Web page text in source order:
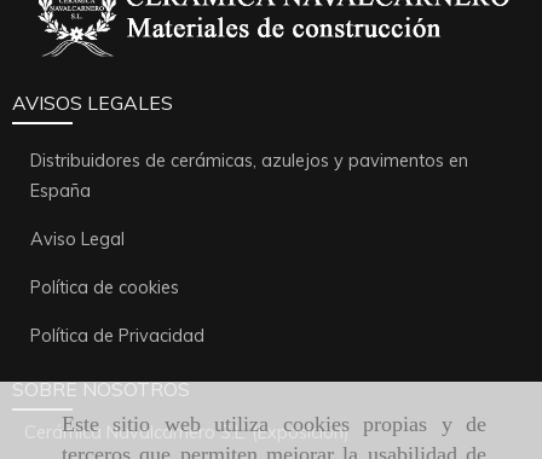
Este sitio web utiliza cookies propias y de
AVISOS LEGALES
Distribuidores de cerámicas, azulejos y pavimentos en
España
Aviso Legal
Política de cookies
Política de Privacidad
SOBRE NOSOTROS
Cerámica Navalcarnero S.L. (Exposición)